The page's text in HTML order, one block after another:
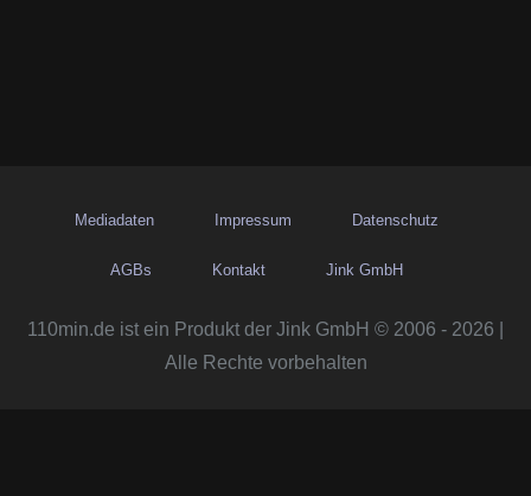
Mediadaten Impressum Datenschutz
AGBs Kontakt Jink GmbH
110min.de ist ein Produkt der Jink GmbH © 2006 - 2026 |
Alle Rechte vorbehalten